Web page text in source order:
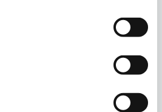
3D Puslespil i økologisk